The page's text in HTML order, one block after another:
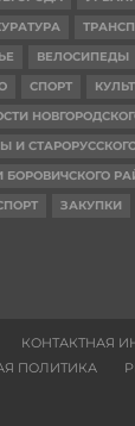
ВЕЛОСИПЕДЫ
СПОРТ
И
БОРОВИЧСКОГО
ЗАКУПКИ
КОНТАКТНАЯ
ПОЛИТИКА